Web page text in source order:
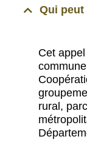
Qui peut
Cet
rural,